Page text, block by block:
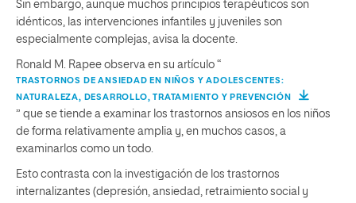
Sin embargo, aunque muchos principios terapéuticos son
idénticos, las intervenciones infantiles y juveniles son
especialmente complejas, avisa la docente.
Ronald M. Rapee observa en su artículo “
TRASTORNOS DE ANSIEDAD EN NIÑOS Y ADOLESCENTES:
NATURALEZA, DESARROLLO, TRATAMIENTO Y PREVENCIÓN
” que se tiende a examinar los trastornos ansiosos en los niños
de forma relativamente amplia y, en muchos casos, a
examinarlos como un todo.
Esto contrasta con la investigación de los trastornos
internalizantes (depresión, ansiedad, retraimiento social y